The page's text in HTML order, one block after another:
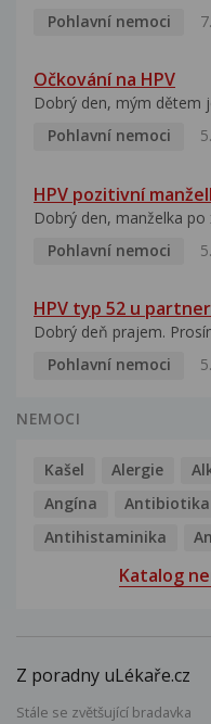
Pohlavní nemoci
Očkování na HPV
Dobrý den, mým dětem
Pohlavní nemoci
HPV pozitivní
Dobrý den, manželka po
Pohlavní nemoci
HPV typ 52 u
Dobrý deň prajem.
Pohlavní nemoci
NEMOCI
Kašel Alergie
Angína
Antibiotika
Antihistaminika
Katalog
Z poradny uLékaře.cz
Stále se zvětšující bradavka